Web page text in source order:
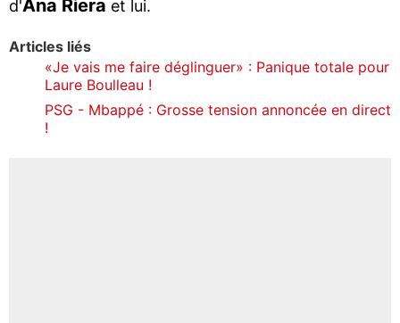
d'Ana Riera et lui.
Articles liés
«Je vais me faire déglinguer» : Panique totale pour
Laure Boulleau !
PSG - Mbappé : Grosse tension annoncée en direct
!